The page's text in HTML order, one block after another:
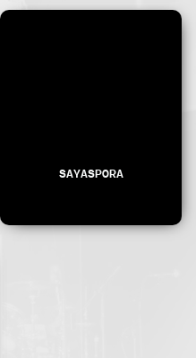
SAYASPORA